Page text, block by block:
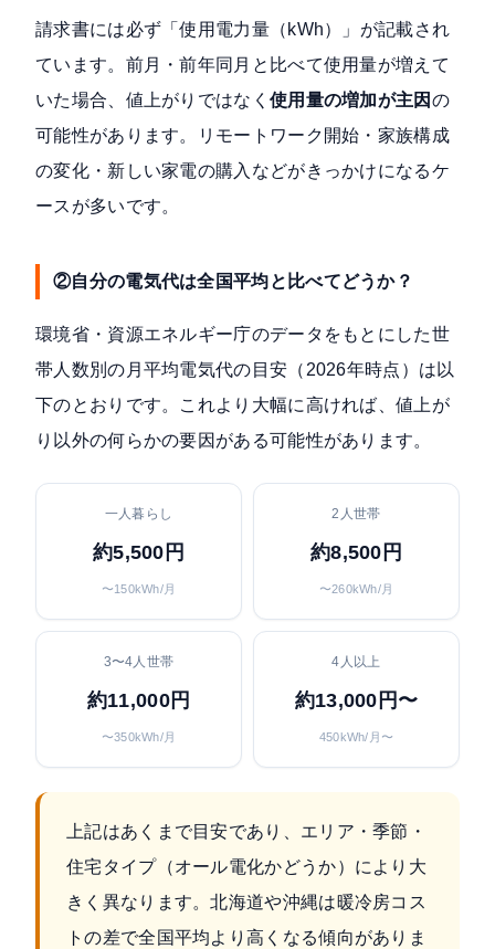
請求書には必ず「使用電力量（kWh）」が記載され
ています。前月・前年同月と比べて使用量が増えて
いた場合、値上がりではなく 使用量の増加が主因 の
可能性があります。リモートワーク開始・家族構成
の変化・新しい家電の購入などがきっかけになるケ
ースが多いです。
②自分の電気代は全国平均と比べてどうか？
環境省・資源エネルギー庁のデータをもとにした世
帯人数別の月平均電気代の目安（2026年時点）は以
下のとおりです。これより大幅に高ければ、値上が
り以外の何らかの要因がある可能性があります。
一人暮らし
約5,500円
〜150kWh/月
2人世帯
約8,500円
〜260kWh/月
3〜4人世帯
約11,000円
〜350kWh/月
4人以上
約13,000円〜
450kWh/月〜
上記はあくまで目安であり、エリア・季節・
住宅タイプ（オール電化かどうか）により大
きく異なります。北海道や沖縄は暖冷房コス
トの差で全国平均より高くなる傾向がありま